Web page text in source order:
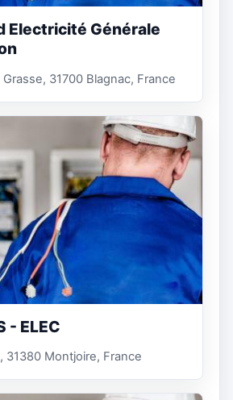
Electricité Générale
31700 Blagnac, France
- ELEC
31380 Montjoire, France